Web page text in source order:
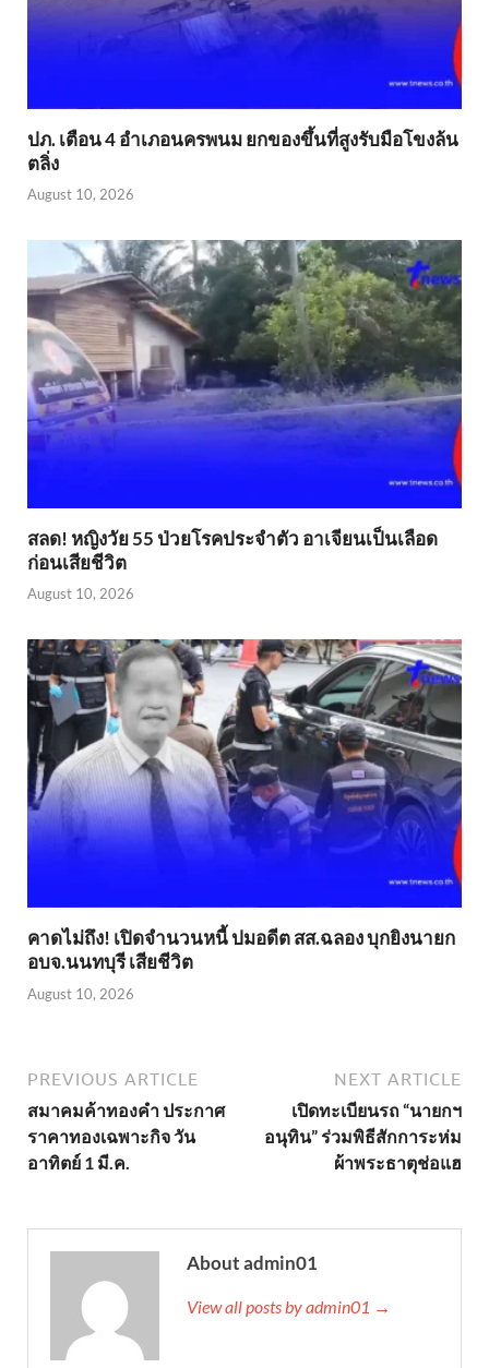
ปภ. เตือน 4 อำเภอนครพนม ยกของขึ้นที่สูงรับมือโขงล้น
ตลิ่ง
August 10, 2026
สลด! หญิงวัย 55 ป่วยโรคประจำตัว อาเจียนเป็นเลือด
ก่อนเสียชีวิต
August 10, 2026
คาดไม่ถึง! เปิดจำนวนหนี้ ปมอดีต สส.ฉลอง บุกยิงนายก
อบจ.นนทบุรี เสียชีวิต
August 10, 2026
PREVIOUS ARTICLE
สมาคมค้าทองคำ ประกาศ
ราคาทองเฉพาะกิจ วัน
อาทิตย์ 1 มี.ค.
NEXT ARTICLE
เปิดทะเบียนรถ “นายกฯ
อนุทิน” ร่วมพิธีสักการะห่ม
ผ้าพระธาตุช่อแฮ
About admin01
View all posts by admin01 →